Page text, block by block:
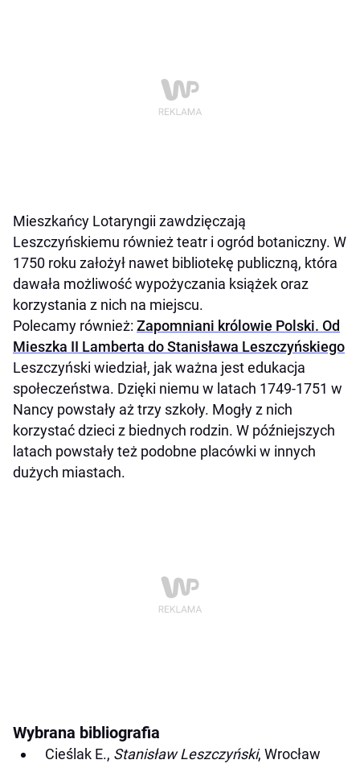
Mieszkańcy Lotaryngii zawdzięczają
Leszczyńskiemu również teatr i ogród botaniczny. W
1750 roku założył nawet bibliotekę publiczną, która
dawała możliwość wypożyczania książek oraz
korzystania z nich na miejscu.
Polecamy również: Zapomniani królowie Polski. Od
Mieszka II Lamberta do Stanisława Leszczyńskiego
Leszczyński wiedział, jak ważna jest edukacja
społeczeństwa. Dzięki niemu w latach 1749-1751 w
Nancy powstały aż trzy szkoły. Mogły z nich
korzystać dzieci z biednych rodzin. W późniejszych
latach powstały też podobne placówki w innych
dużych miastach.
Wybrana bibliografia
Cieślak E., Stanisław Leszczyński, Wrocław